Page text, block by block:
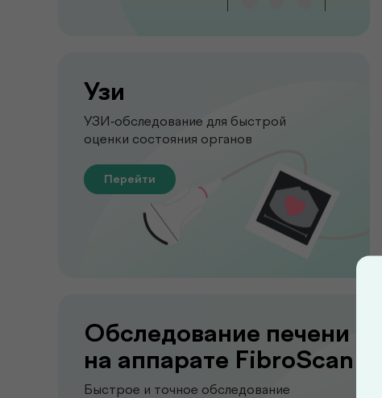
Узи
УЗИ-обследование для быстрой
оценки состояния органов
Обследование печени
на аппарате FibroScan
Быстрое и точное обследование
Перейти